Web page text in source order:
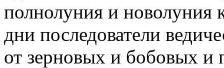
полнолуния и новолуния
дни последователи
от зерновых и бобовых и